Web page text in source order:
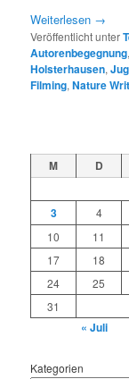
Weiterlesen →
Veröffentlicht unter
Autorenbegegnung,
Holsterhausen,
Filming,Nature
M D
3 4
10
11
17
18
24
25
31
« Juli
Kategorien